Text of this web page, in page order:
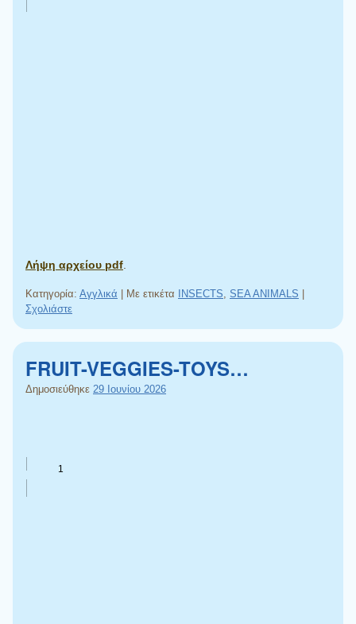
Λήψη αρχείου pdf
Κατηγορία: Αγγλικά Με ετικέτα INSECTS SEA ANIMALS
Σχολιάστε
FRUIT-VEGGIES-TOYS…
Δημοσιεύθηκε 29 Ιουνίου 2026